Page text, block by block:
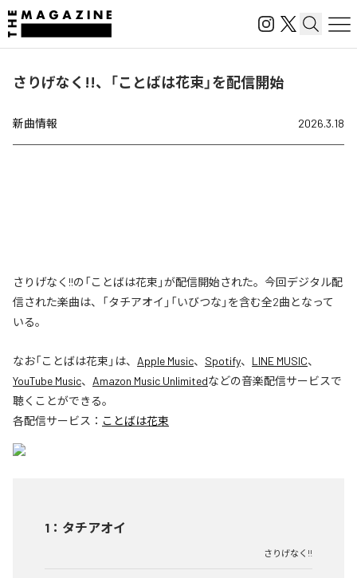
さりげなく!!、「ことばは花束」を配信開始
新曲情報 2026.3.18
さりげなく!!の「ことばは花束」が配信開始された。今回デジタル配
信された楽曲は、「タチアオイ」「いびつな」を含む全2曲となって
いる。
なお「ことばは花束 」は、 Apple Music、 Spotify、 LINE MUSIC、
YouTube Music、 Amazon Music Unlimitedなどの音楽配信サービスで
聴くことができる。
各配信サービス： ことばは花束
1 ： タチアオイ
さりげなく!!